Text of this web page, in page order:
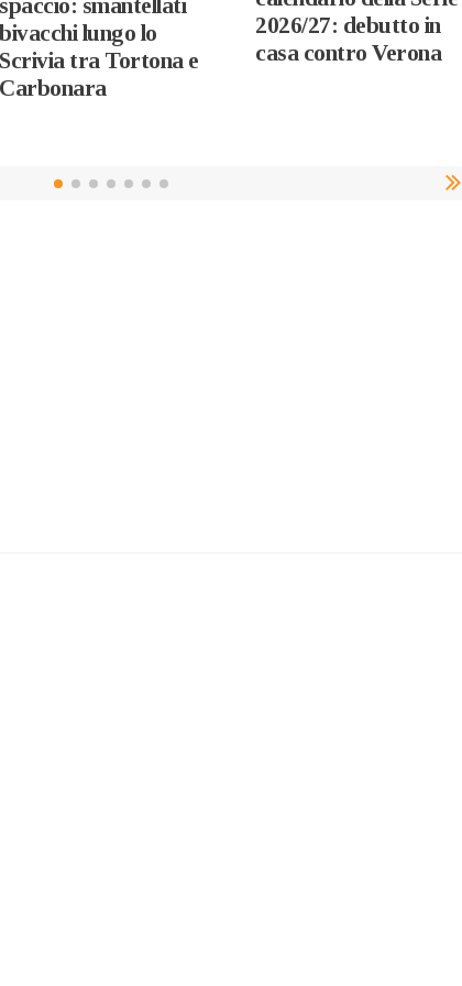
bivacchi lungo lo
Scrivia tra Tortona e
Carbonara
2026/27: debutto in
casa contro Verona